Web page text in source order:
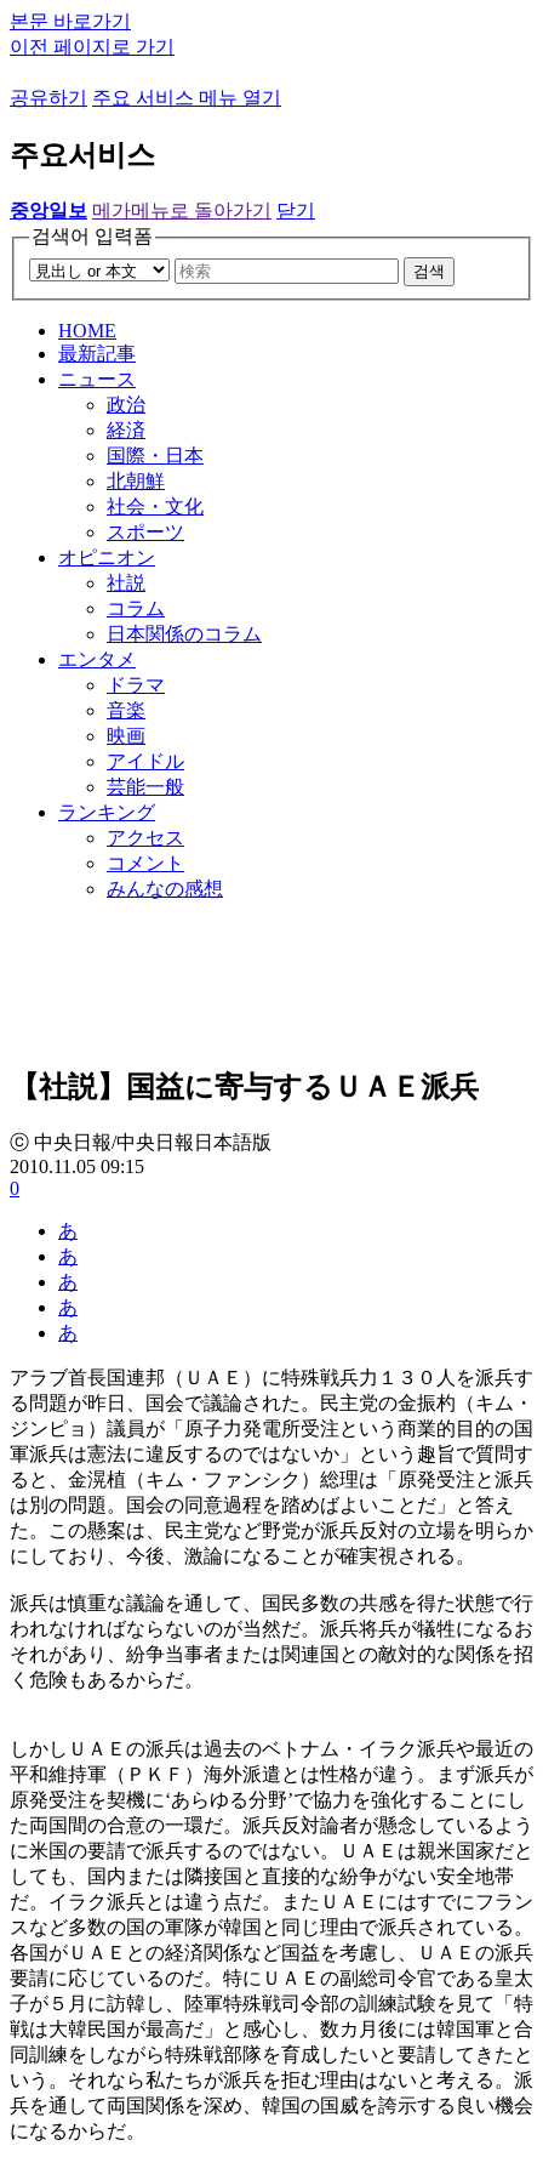
본문 바로가기
이전 페이지로 가기
공유하기 주요 서비스 메뉴 열기
주요서비스
중앙일보 메가메뉴로 돌아가기
닫기
검색어 입력폼
검색
HOME
最新記事
ニュース
政治
経済
国際・日本
北朝鮮
社会・文化
スポーツ
オピニオン
社説
コラム
日本関係のコラム
エンタメ
ドラマ
音楽
映画
アイドル
芸能一般
ランキング
アクセス
コメント
みんなの感想
【社説】国益に寄与するＵＡＥ派兵
ⓒ 中央日報/中央日報日本語版
2010.11.05 09:15
0
あ
あ
あ
あ
あ
アラブ首長国連邦（ＵＡＥ）に特殊戦兵力１３０人を派兵す
る問題が昨日、国会で議論された。民主党の金振杓（キム・
ジンピョ）議員が「原子力発電所受注という商業的目的の国
軍派兵は憲法に違反するのではないか」という趣旨で質問す
ると、金滉植（キム・ファンシク）総理は「原発受注と派兵
は別の問題。国会の同意過程を踏めばよいことだ」と答え
た。この懸案は、民主党など野党が派兵反対の立場を明らか
にしており、今後、激論になることが確実視される。
派兵は慎重な議論を通して、国民多数の共感を得た状態で行
われなければならないのが当然だ。派兵将兵が犠牲になるお
それがあり、紛争当事者または関連国との敵対的な関係を招
く危険もあるからだ。
しかしＵＡＥの派兵は過去のベトナム・イラク派兵や最近の
平和維持軍（ＰＫＦ）海外派遣とは性格が違う。まず派兵が
原発受注を契機に‘あらゆる分野’で協力を強化することにし
た両国間の合意の一環だ。派兵反対論者が懸念しているよう
に米国の要請で派兵するのではない。ＵＡＥは親米国家だと
しても、国内または隣接国と直接的な紛争がない安全地帯
だ。イラク派兵とは違う点だ。またＵＡＥにはすでにフラン
スなど多数の国の軍隊が韓国と同じ理由で派兵されている。
各国がＵＡＥとの経済関係など国益を考慮し、ＵＡＥの派兵
要請に応じているのだ。特にＵＡＥの副総司令官である皇太
子が５月に訪韓し、陸軍特殊戦司令部の訓練試験を見て「特
戦は大韓民国が最高だ」と感心し、数カ月後には韓国軍と合
同訓練をしながら特殊戦部隊を育成したいと要請してきたと
いう。それなら私たちが派兵を拒む理由はないと考える。派
兵を通して両国関係を深め、韓国の国威を誇示する良い機会
になるからだ。